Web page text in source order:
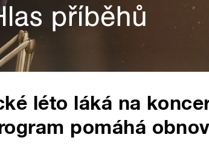
léto láká na
pomáhá